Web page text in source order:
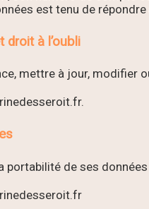
est tenu de
droit à l’oubli
mettre à jour,
portabilité de ses